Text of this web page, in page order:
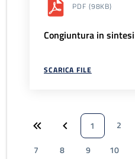
PDF (98KB)
Congiuntura in
SCARICA FILE
1 2
7
8 9 10